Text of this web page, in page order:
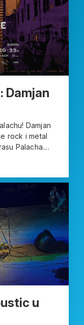
Damjan
Damjan
rock i metal
Palacha....
u